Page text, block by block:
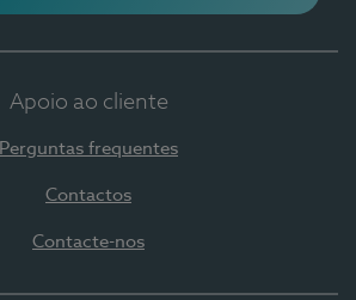
Apoio ao cliente
Perguntas frequentes
Contactos
Contacte-nos